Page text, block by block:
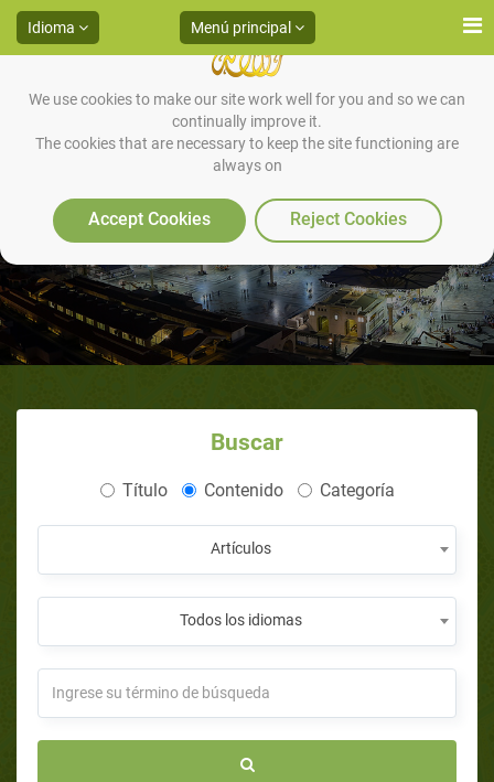
We use cookies to make our site work well for you and so we can
continually improve it.
The cookies that are necessary to keep the site functioning are
always on
Accept Cookies Reject Cookies
Idioma Menú principal
Tu no sabías esto antes!
Buscar
Título Contenido Categoría
Artículos
Todos los idiomas